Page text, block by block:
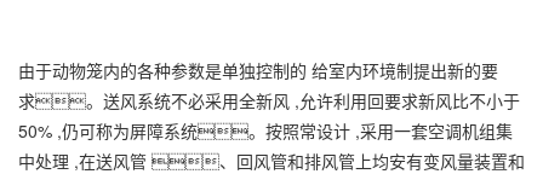
由于动物笼内的各种参数是单独控制的 给室内环境制提出新的要
求。送风系统不必采用全新风 ,允许利用回要求新风比不小于
50% ,仍可称为屏障系统。按照常设计 ,采用一套空调机组集
中处理 ,在送风管 、回风管和排风管上均安有变风量装置和